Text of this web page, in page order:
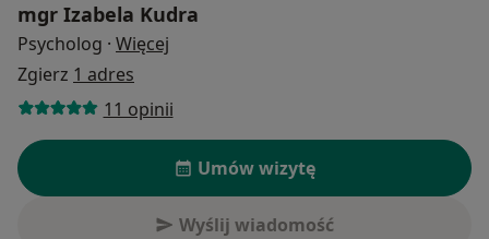
mgr Izabela Kudra
Psycholog · Więcej
Zgierz 1 adres
11 opinii
Umów wizytę
Wyślij wiadomość